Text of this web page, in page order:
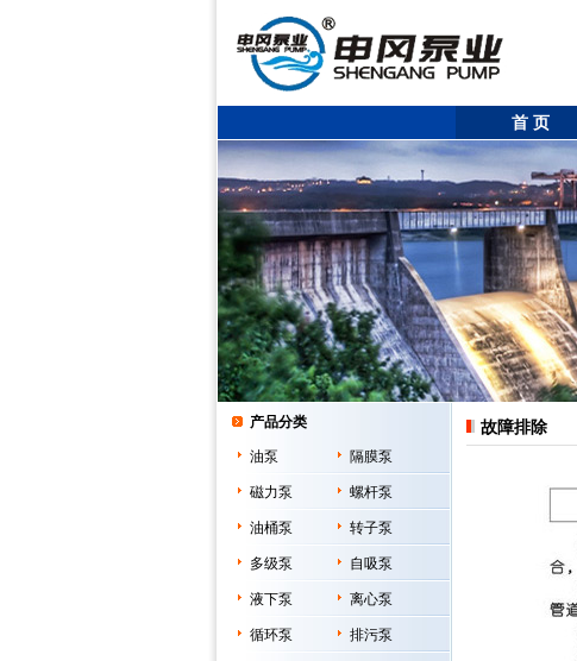
首 页
产品分类
油泵 隔膜泵
磁力泵 螺杆泵
油桶泵 转子泵
多级泵 自吸泵
液下泵 离心泵
循环泵 排污泵
故障排除